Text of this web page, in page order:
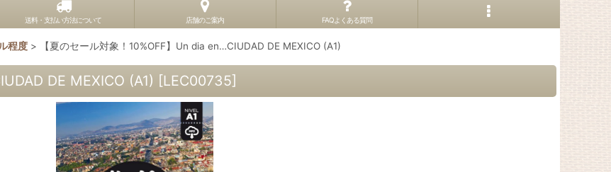
送料・支払い方法について 店舗のご案内 FAQよくある質問
程度 > 【夏のセール対象！10%OFF】Un dia en…CIUDAD DE MEXICO (A1)
DE MEXICO (A1) [LEC00735]